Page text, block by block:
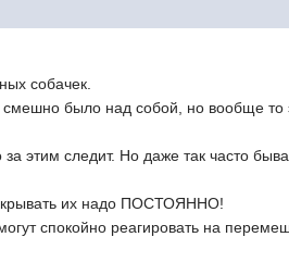
собачек.
смешно было над собой, но вообще то
этим следит. Но даже так часто
их надо ПОСТОЯННО!
спокойно реагировать на